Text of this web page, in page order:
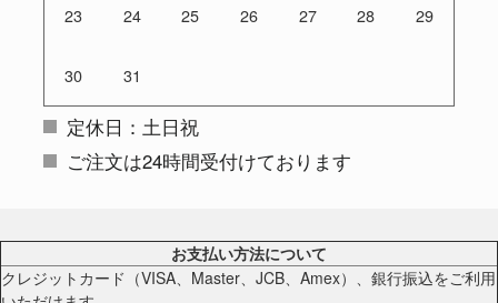
23 24 25 26 27 28 29
30 31
定休日：土日祝
ご注文は24時間受付けております
お支払い方法について
クレジットカード（VISA、Master、JCB、Amex）、銀行振込をご利用